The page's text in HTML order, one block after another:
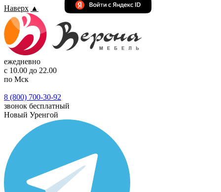
Наверх ▲
ежедневно
с 10.00 до 22.00
по Мск
8 (800) 700-30-92
звонок бесплатный
Новый Уренгой